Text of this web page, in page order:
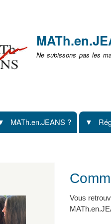
Ne subissons pas les
MATh.en.JEANS ?
Vous